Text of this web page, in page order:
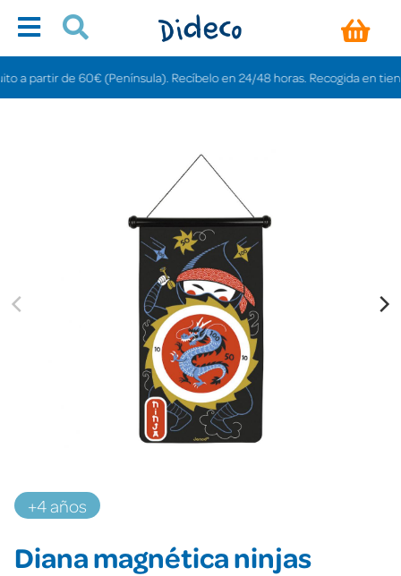
de 60€ (Península). Recíbelo en 24/48 horas. Recogida en tiendas
+4 años
Diana magnética ninjas